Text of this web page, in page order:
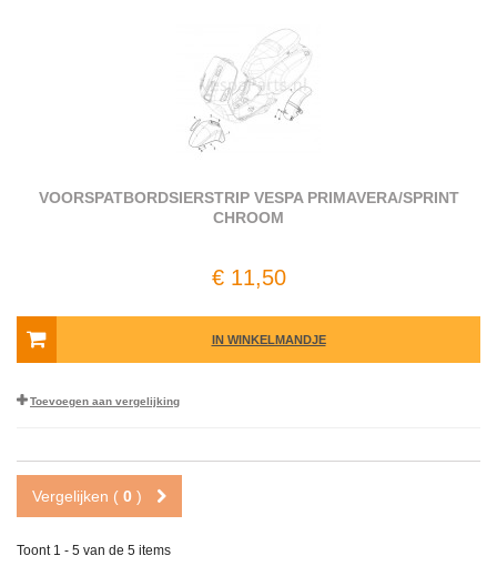
VOORSPATBORDSIERSTRIP VESPA PRIMAVERA/SPRINT
CHROOM
€ 11,50
IN WINKELMANDJE
Toevoegen aan vergelijking
Vergelijken ( 0 )
Toont 1 - 5 van de 5 items